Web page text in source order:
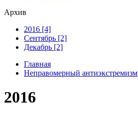
Архив
2016 [4]
Сентябрь [2]
Декабрь [2]
Главная
Неправомерный антиэкстремизм
2016